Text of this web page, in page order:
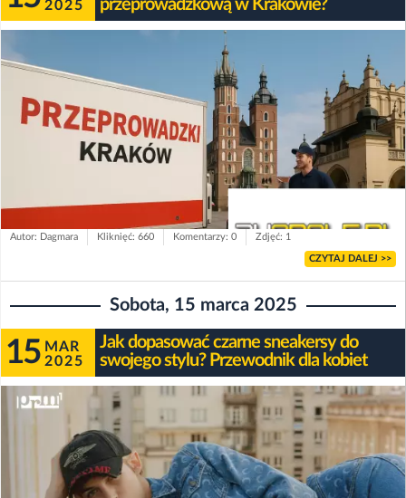
2025
przeprowadzkową w Krakowie?
Autor: Dagmara Kliknięć: 660 Komentarzy: 0 Zdjęć: 1
CZYTAJ DALEJ >>
Sobota, 15 marca 2025
15 MAR
2025
Jak dopasować czarne sneakersy do
swojego stylu? Przewodnik dla kobiet